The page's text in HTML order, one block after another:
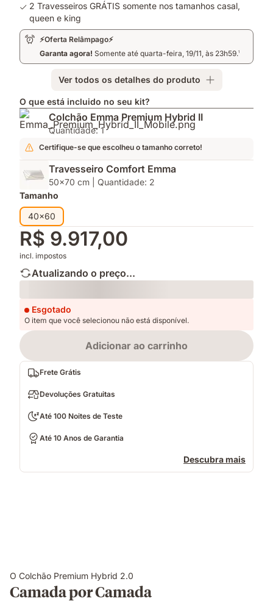
2 Travesseiros GRÁTIS somente nos tamanhos casal,
queen e king
⚡Oferta Relâmpago⚡
Garanta agora! Somente até quarta-feira, 19/11, às 23h59.1
Ver todos os detalhes do produto
O que está incluido no seu kit?
Colchão Emma Premium Hybrid II
Quantidade: 1
Certifique-se que escolheu o tamanho correto!
Travesseiro Comfort Emma
50x70 cm | Quantidade: 2
Tamanho
40x60
R$ 9.917,00
incl. impostos
Atualizando o preço...
Loading
Esgotado
O item que você selecionou não está disponível.
Adicionar ao carrinho
Frete Grátis
Devoluções Gratuitas
Até 100 Noites de Teste
Até 10 Anos de Garantia
Descubra mais
O Colchão Premium Hybrid 2.0
Camada por Camada